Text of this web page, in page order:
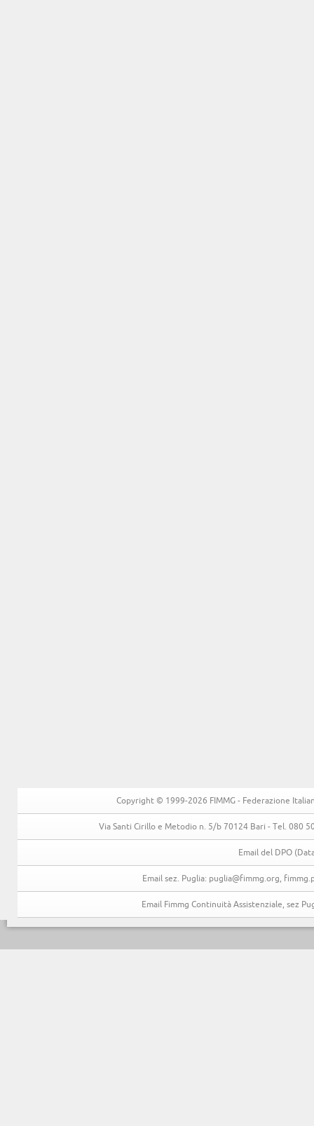
Copyright © 1999-2026 FIMMG - Federazione
Via Santi Cirillo e Metodio n. 5/b 70124 Bari - Tel. 080
Email del DPO
Email sez. Puglia: puglia@fimmg.org,
Email Fimmg Continuità Assistenziale, sez